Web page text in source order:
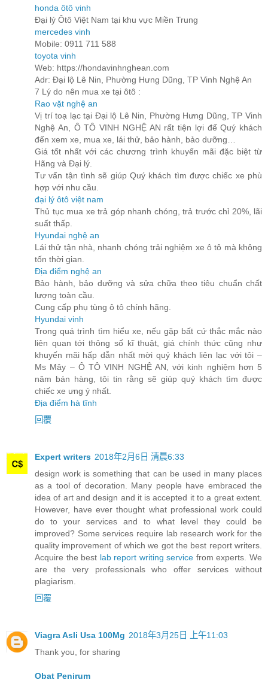
honda ôtô vinh
Đại lý Ôtô Việt Nam tại khu vực Miền Trung
mercedes vinh
Mobile: 0911 711 588
toyota vinh
Web: https://hondavinhnghean.com
Adr: Đại lộ Lê Nin, Phường Hưng Dũng, TP Vinh Nghệ An
7 Lý do nên mua xe tại ôtô :
Rao vặt nghệ an
Vị trí toạ lạc tại Đại lộ Lê Nin, Phường Hưng Dũng, TP Vinh
Nghệ An, Ô TÔ VINH NGHỆ AN rất tiện lợi để Quý khách
đến xem xe, mua xe, lái thử, bảo hành, bảo dưỡng…
Giá tốt nhất với các chương trình khuyến mãi đặc biệt từ
Hãng và Đại lý.
Tư vấn tận tình sẽ giúp Quý khách tìm được chiếc xe phù
hợp với nhu cầu.
đại lý ôtô việt nam
Thủ tục mua xe trả góp nhanh chóng, trả trước chỉ 20%, lãi
suất thấp.
Hyundai nghệ an
Lái thử tận nhà, nhanh chóng trải nghiệm xe ô tô mà không
tốn thời gian.
Địa điểm nghệ an
Bảo hành, bảo dưỡng và sửa chữa theo tiêu chuẩn chất
lượng toàn cầu.
Cung cấp phụ tùng ô tô chính hãng.
Hyundai vinh
Trong quá trình tìm hiểu xe, nếu gặp bất cứ thắc mắc nào
liên quan tới thông số kĩ thuật, giá chính thức cũng như
khuyến mãi hấp dẫn nhất mời quý khách liên lạc với tôi –
Ms Mây – Ô TÔ VINH NGHỆ AN, với kinh nghiệm hơn 5
năm bán hàng, tôi tin rằng sẽ giúp quý khách tìm được
chiếc xe ưng ý nhất.
Địa điểm hà tĩnh
回覆
Expert writers 2018年2月6日 清晨6:33
design work is something that can be used in many places
as a tool of decoration. Many people have embraced the
idea of art and design and it is accepted it to a great extent.
However, have ever thought what professional work could
do to your services and to what level they could be
improved? Some services require lab research work for the
quality improvement of which we got the best report writers.
Acquire the best lab report writing service from experts. We
are the very professionals who offer services without
plagiarism.
回覆
Viagra Asli Usa 100Mg 2018年3月25日 上午11:03
Thank you, for sharing
Obat Penirum